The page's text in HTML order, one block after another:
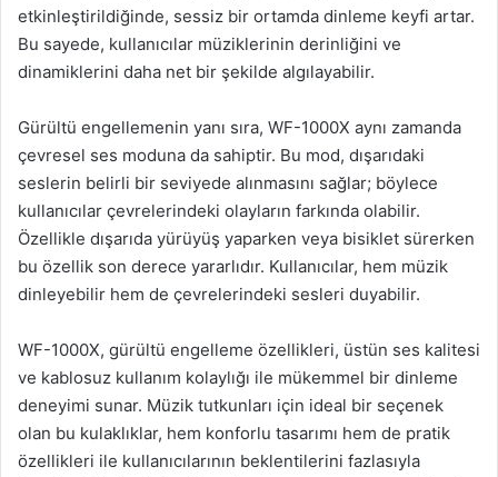
etkinleştirildiğinde, sessiz bir ortamda dinleme keyfi artar.
Bu sayede, kullanıcılar müziklerinin derinliğini ve
dinamiklerini daha net bir şekilde algılayabilir.
Gürültü engellemenin yanı sıra, WF-1000X aynı zamanda
çevresel ses moduna da sahiptir. Bu mod, dışarıdaki
seslerin belirli bir seviyede alınmasını sağlar; böylece
kullanıcılar çevrelerindeki olayların farkında olabilir.
Özellikle dışarıda yürüyüş yaparken veya bisiklet sürerken
bu özellik son derece yararlıdır. Kullanıcılar, hem müzik
dinleyebilir hem de çevrelerindeki sesleri duyabilir.
WF-1000X, gürültü engelleme özellikleri, üstün ses kalitesi
ve kablosuz kullanım kolaylığı ile mükemmel bir dinleme
deneyimi sunar. Müzik tutkunları için ideal bir seçenek
olan bu kulaklıklar, hem konforlu tasarımı hem de pratik
özellikleri ile kullanıcılarının beklentilerini fazlasıyla